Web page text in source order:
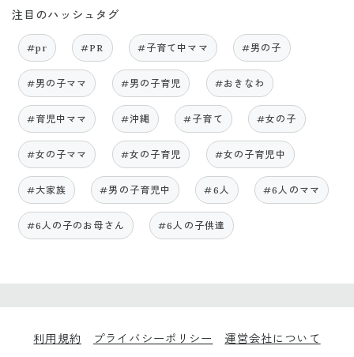
注目のハッシュタグ
#pr #PR #子育て中ママ #男の子
#男の子ママ #男の子育児 #おきなわ
#育児中ママ #沖縄 #子育て #女の子
#女の子ママ #女の子育児 #女の子育児中
#大家族 #男の子育児中 #6人 #6人のママ
#6人の子のお母さん #6人の子供達
利用規約 プライバシーポリシー 運営会社について